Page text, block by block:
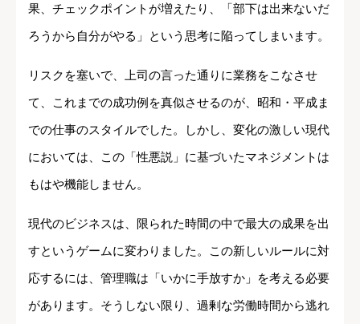
果、チェックポイントが増えたり、「部下は出来ないだ
ろうから自分がやる」という思考に陥ってしまいます。
リスクを塞いで、上司の言った通りに業務をこなさせ
て、これまでの成功例を真似させるのが、昭和・平成ま
での仕事のスタイルでした。しかし、変化の激しい現代
においては、この「性悪説」に基づいたマネジメントは
もはや機能しません。
現代のビジネスは、限られた時間の中で最大の成果を出
すというゲームに変わりました。この新しいルールに対
応するには、管理職は「いかに手放すか」を考える必要
があります。そうしない限り、過剰な労働時間から逃れ